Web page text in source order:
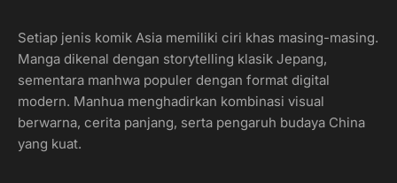
Setiap jenis komik Asia memiliki ciri khas masing-masing.
Manga dikenal dengan storytelling klasik Jepang,
sementara manhwa populer dengan format digital
modern. Manhua menghadirkan kombinasi visual
berwarna, cerita panjang, serta pengaruh budaya China
yang kuat.